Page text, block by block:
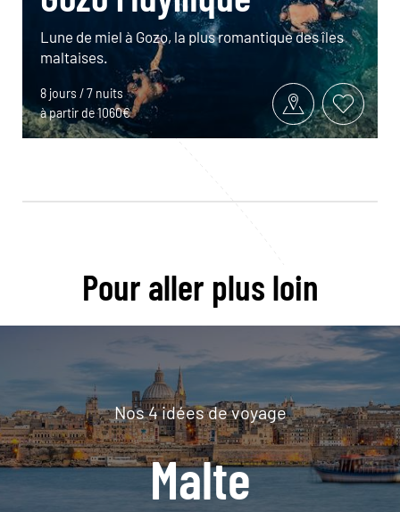
Lune de miel à Gozo, la plus romantique des îles
maltaises.
8 jours / 7 nuits
à partir de 1060€
Pour aller plus loin
Nos 4 idées de voyage
Malte